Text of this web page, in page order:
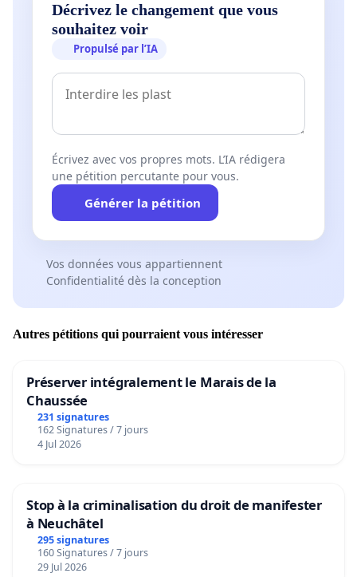
Décrivez le changement que vous
souhaitez voir
Propulsé par l’IA
Écrivez avec vos propres mots. L’IA rédigera
une pétition percutante pour vous.
Générer la pétition
Vos données vous appartiennent
Confidentialité dès la conception
Autres pétitions qui pourraient vous intéresser
Préserver intégralement le Marais de la
Chaussée
231 signatures
162 Signatures / 7 jours
4 Jul 2026
Stop à la criminalisation du droit de manifester
à Neuchâtel
295 signatures
160 Signatures / 7 jours
29 Jul 2026